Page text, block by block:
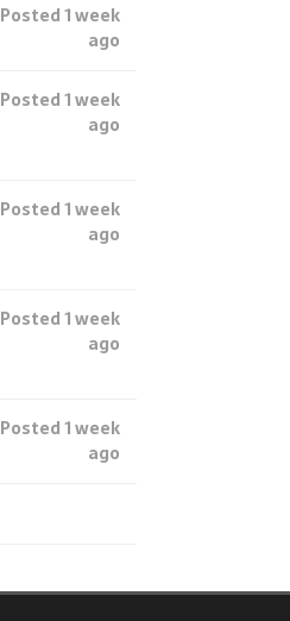
Posted 1 week
ago
Posted 1 week
ago
Posted 1 week
ago
Posted 1 week
ago
Posted 1 week
ago